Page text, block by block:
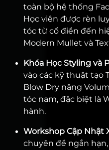
toàn bộ hệ thống
Học viên được rèn
tóc từ cổ điển đến
Modern Mullet và
Khóa Học Styling và
vào các kỹ thuật tạo
Blow Dry nâng
tóc nam, đặc biệt là
hành.
Workshop Cập Nhật
chuyên đề ngắn